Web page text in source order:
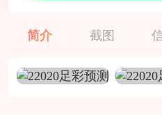
简介 截图